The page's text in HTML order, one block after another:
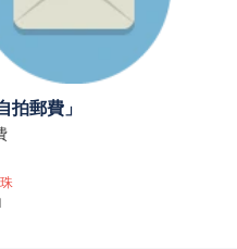
拍郵費」